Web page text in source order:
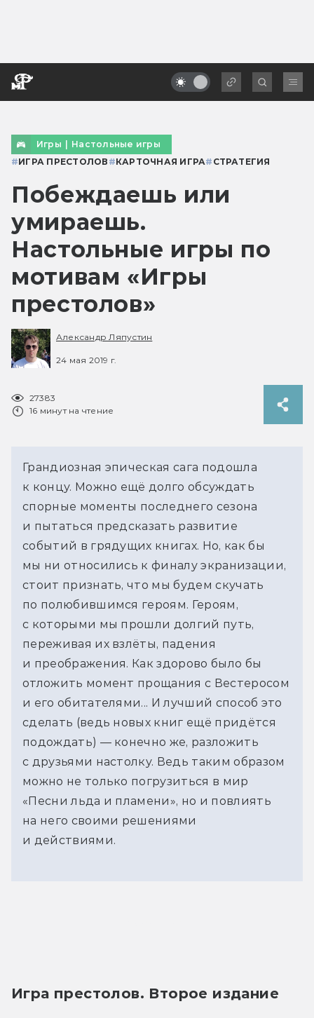
Игры | Настольные игры
#ИГРА ПРЕСТОЛОВ #КАРТОЧНАЯ ИГРА# СТРАТЕГИЯ
Побеждаешь или
умираешь.
Настольные игры по
мотивам «Игры
престолов»
Александр Ляпустин
24 мая 2019 г.
27383
16 минут на чтение
Грандиозная эпическая сага подошла
к концу. Можно ещё долго обсуждать
спорные моменты последнего сезона
и пытаться предсказать развитие
событий в грядущих книгах. Но, как бы
мы ни относились к финалу экранизации,
стоит признать, что мы будем скучать
по полюбившимся героям. Героям,
с которыми мы прошли долгий путь,
переживая их взлёты, падения
и преображения. Как здорово было бы
отложить момент прощания с Вестеросом
и его обитателями... И лучший способ это
сделать (ведь новых книг ещё придётся
подождать) — конечно же, разложить
с друзьями настолку. Ведь таким образом
можно не только погрузиться в мир
«Песни льда и пламени», но и повлиять
на него своими решениями
и действиями.
Игра престолов. Второе издание